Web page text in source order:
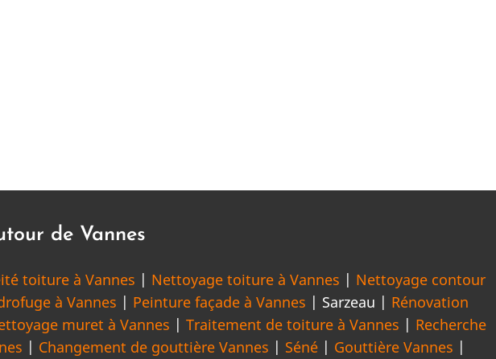
de Vannes
toiture à Vannes | Nettoyage toiture à Vannes | Nettoyage contour
à Vannes | Peinture façade à Vannes | Sarzeau | Rénovation
muret à Vannes | Traitement de toiture à Vannes | Recherche
| Changement de gouttière Vannes | Séné | Gouttière Vannes |